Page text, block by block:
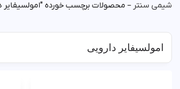
شیمی سنتر – محصولات برچسب خورده "امولسیفایر
امولسیفایر دارویی